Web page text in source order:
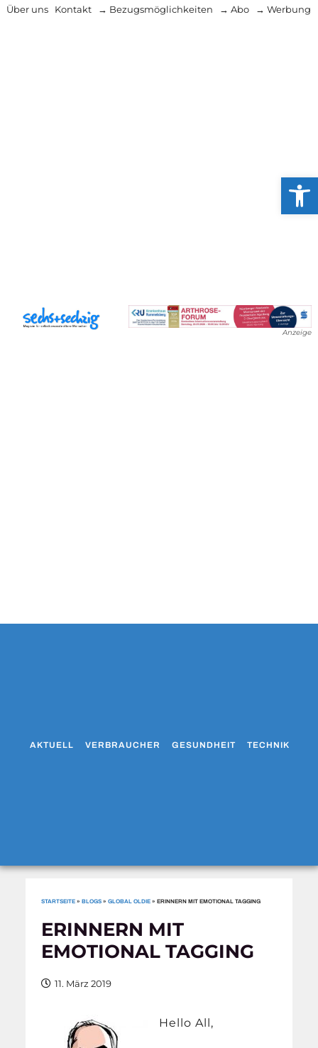
Über uns Kontakt → Bezugsmöglichkeiten → Abo → Werbung
Anzeige
AKTUELL VERBRAUCHER GESUNDHEIT TECHNIK
STARTSEITE »BLOGS »GLOBAL OLDIE »ERINNERN MIT EMOTIONAL TAGGING
ERINNERN MIT
EMOTIONAL TAGGING
11. März 2019
Hello All,